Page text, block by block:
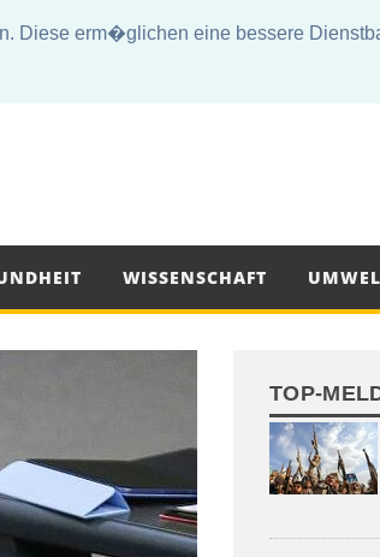
Diese erm�glichen eine bessere
WISSENSCHAFT
TOP-